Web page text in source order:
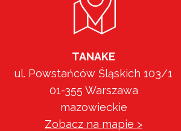
TANAKE
ul. Powstańców Śląskich 103/1
01-355 Warszawa
mazowieckie
Zobacz na mapie >